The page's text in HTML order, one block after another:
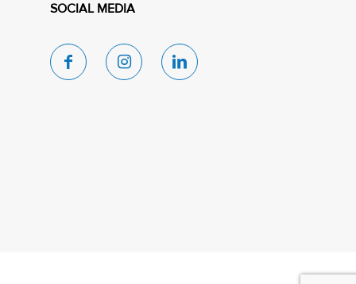
SOCIAL MEDIA